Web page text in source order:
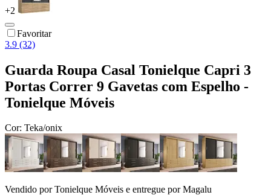
+2
Favoritar
3.9 (32)
Guarda Roupa Casal Tonielque Capri 3
Portas Correr 9 Gavetas com Espelho -
Tonielque Móveis
Cor: Teka/onix
Vendido porTonielque Móveis e entregue por Magalu